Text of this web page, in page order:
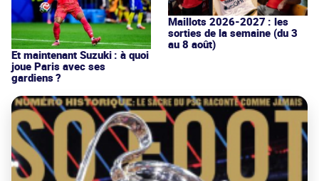
Et maintenant Suzuki : à quoi
joue Paris avec ses
gardiens ?
Maillots 2026-2027 : les
sorties de la semaine (du 3
au 8 août)